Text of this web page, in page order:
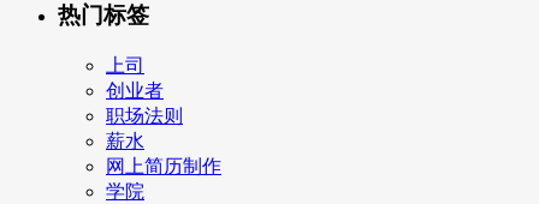
热门标签
上司
创业者
职场法则
薪水
网上简历制作
学院